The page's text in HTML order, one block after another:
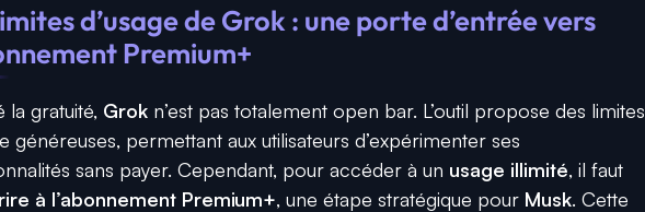
d’usage de Grok : une porte d’entrée vers
Premium+
la gratuité, Grok n’est pas totalement open bar. L’outil propose des limites
généreuses, permettant aux utilisateurs d’expérimenter ses
sans payer. Cependant, pour accéder à un usage illimité, il faut
à l’abonnement Premium+, une étape stratégique pour Musk. Cette